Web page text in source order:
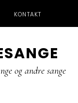
KONTAKT
og andre sange